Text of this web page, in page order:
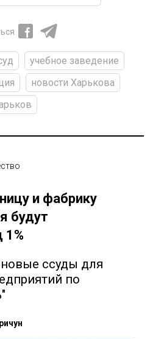
учебное заведение
новости Харькова
и фабрику
будут
1%
новые ссуды для
по